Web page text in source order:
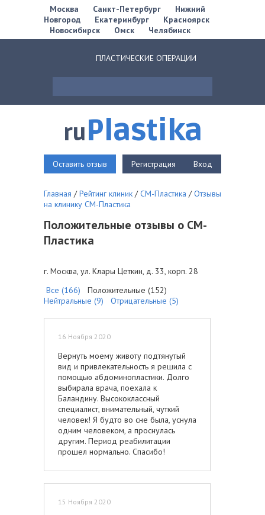
Москва Санкт-Петербург
Нижний
Новгород
Екатеринбург
Красноярск
Новосибирск
Омск Челябинск
ПЛАСТИЧЕСКИЕ ОПЕРАЦИИ
ruPlastika
Оставить отзыв Регистрация Вход
Главная / Рейтинг клиник / СМ-Пластика / Отзывы
на клинику СМ-Пластика
Положительные отзывы о СМ-
Пластика
г. Москва, ул. Клары Цеткин, д. 33, корп. 28
Все (166) Положительные (152)
Нейтральные (9)
Отрицательные (5)
16 Ноября 2020
Вернуть моему животу подтянутый
вид и привлекательность я решила с
помощью абдоминопластики. Долго
выбирала врача, поехала к
Баландину. Высококлассный
специалист, внимательный, чуткий
человек! Я будто во сне была, уснула
одним человеком, а проснулась
другим. Период реабилитации
прошел нормально. Спасибо!
15 Ноября 2020